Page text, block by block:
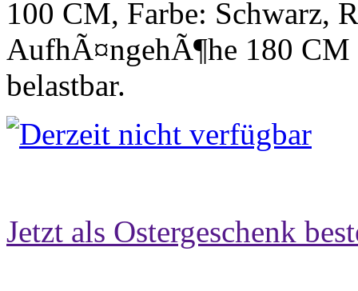
100 CM, Farbe: Schwarz,
AufhÃ¤ngehÃ¶he 180
belastbar.
Jetzt als Ostergeschenk